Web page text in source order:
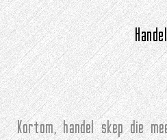
Kortom, handel skep die